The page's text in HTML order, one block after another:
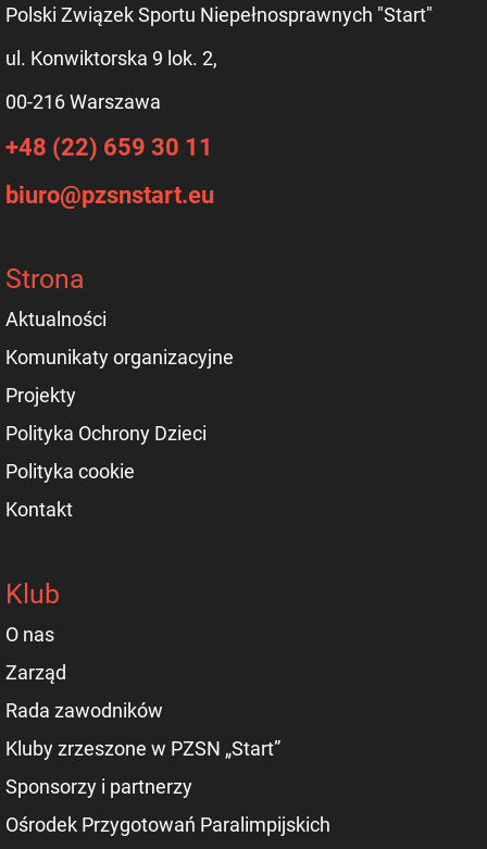
Polski Związek Sportu Niepełnosprawnych "Start"
ul. Konwiktorska 9 lok. 2,
00-216 Warszawa
+48 (22) 659 30 11
biuro@pzsnstart.eu
Strona
Aktualności
Komunikaty organizacyjne
Projekty
Polityka Ochrony Dzieci
Polityka cookie
Kontakt
Klub
O nas
Zarząd
Rada zawodników
Kluby zrzeszone w PZSN „Start”
Sponsorzy i partnerzy
Ośrodek Przygotowań Paralimpijskich